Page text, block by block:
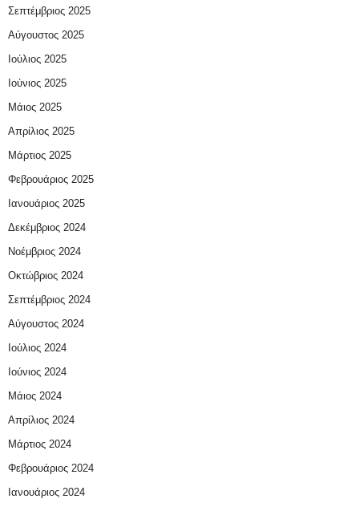
Σεπτέμβριος 2025
Αύγουστος 2025
Ιούλιος 2025
Ιούνιος 2025
Μάιος 2025
Απρίλιος 2025
Μάρτιος 2025
Φεβρουάριος 2025
Ιανουάριος 2025
Δεκέμβριος 2024
Νοέμβριος 2024
Οκτώβριος 2024
Σεπτέμβριος 2024
Αύγουστος 2024
Ιούλιος 2024
Ιούνιος 2024
Μάιος 2024
Απρίλιος 2024
Μάρτιος 2024
Φεβρουάριος 2024
Ιανουάριος 2024